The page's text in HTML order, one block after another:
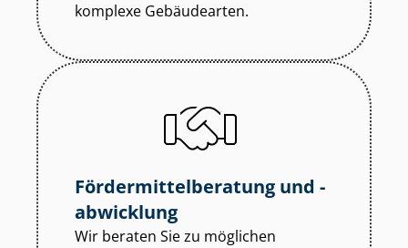
komplexe Gebäudearten.
För­der­mit­tel­be­ra­tung und -
abwicklung
Wir beraten Sie zu möglichen